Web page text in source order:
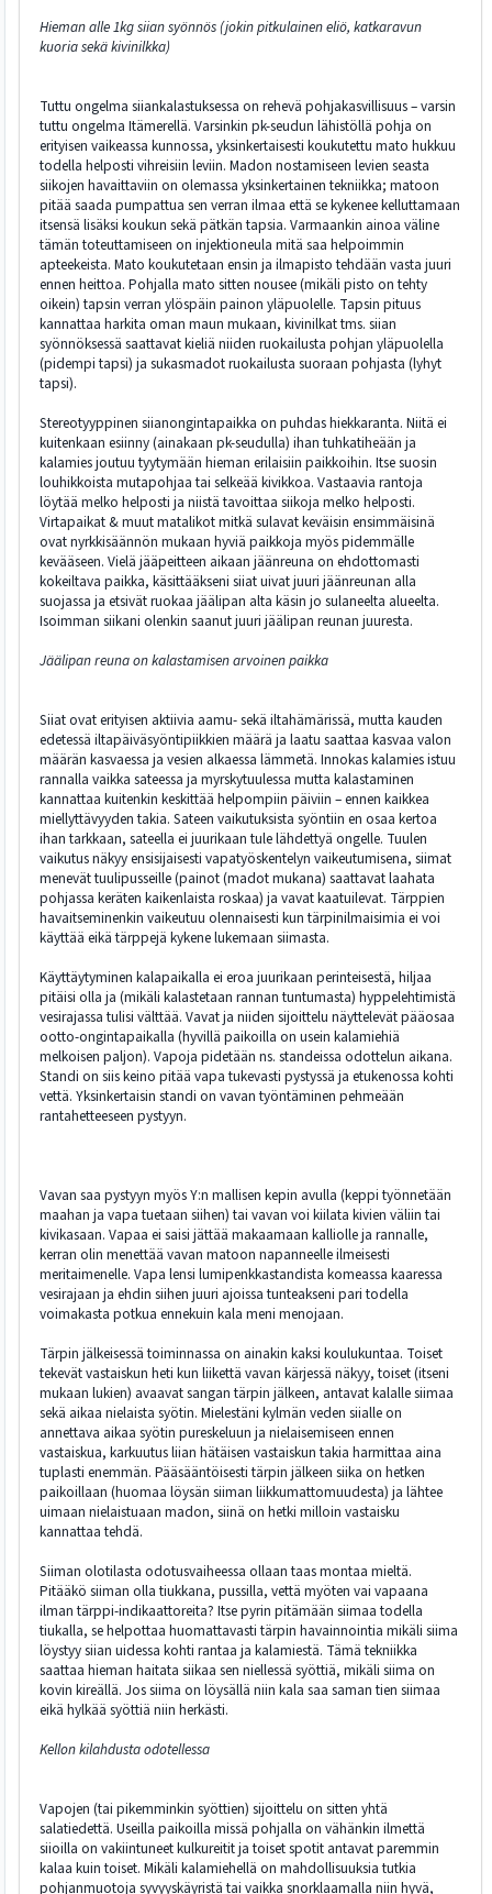
Hieman alle 1kg siian syönnös (jokin pitkulainen eliö, katkaravun
kuoria sekä kivinilkka)
Tuttu ongelma siiankalastuksessa on rehevä pohjakasvillisuus – varsin
tuttu ongelma Itämerellä. Varsinkin pk-seudun lähistöllä pohja on
erityisen vaikeassa kunnossa, yksinkertaisesti koukutettu mato hukkuu
todella helposti vihreisiin leviin. Madon nostamiseen levien seasta
siikojen havaittaviin on olemassa yksinkertainen tekniikka; matoon
pitää saada pumpattua sen verran ilmaa että se kykenee kelluttamaan
itsensä lisäksi koukun sekä pätkän tapsia. Varmaankin ainoa väline
tämän toteuttamiseen on injektioneula mitä saa helpoimmin
apteekeista. Mato koukutetaan ensin ja ilmapisto tehdään vasta juuri
ennen heittoa. Pohjalla mato sitten nousee (mikäli pisto on tehty
oikein) tapsin verran ylöspäin painon yläpuolelle. Tapsin pituus
kannattaa harkita oman maun mukaan, kivinilkat tms. siian
syönnöksessä saattavat kieliä niiden ruokailusta pohjan yläpuolella
(pidempi tapsi) ja sukasmadot ruokailusta suoraan pohjasta (lyhyt
tapsi).
Stereotyyppinen siianongintapaikka on puhdas hiekkaranta. Niitä ei
kuitenkaan esiinny (ainakaan pk-seudulla) ihan tuhkatiheään ja
kalamies joutuu tyytymään hieman erilaisiin paikkoihin. Itse suosin
louhikkoista mutapohjaa tai selkeää kivikkoa. Vastaavia rantoja
löytää melko helposti ja niistä tavoittaa siikoja melko helposti.
Virtapaikat & muut matalikot mitkä sulavat keväisin ensimmäisinä
ovat nyrkkisäännön mukaan hyviä paikkoja myös pidemmälle
kevääseen. Vielä jääpeitteen aikaan jäänreuna on ehdottomasti
kokeiltava paikka, käsittääkseni siiat uivat juuri jäänreunan alla
suojassa ja etsivät ruokaa jäälipan alta käsin jo sulaneelta alueelta.
Isoimman siikani olenkin saanut juuri jäälipan reunan juuresta.
Jäälipan reuna on kalastamisen arvoinen paikka
Siiat ovat erityisen aktiivia aamu- sekä iltahämärissä, mutta kauden
edetessä iltapäiväsyöntipiikkien määrä ja laatu saattaa kasvaa valon
määrän kasvaessa ja vesien alkaessa lämmetä. Innokas kalamies istuu
rannalla vaikka sateessa ja myrskytuulessa mutta kalastaminen
kannattaa kuitenkin keskittää helpompiin päiviin – ennen kaikkea
miellyttävyyden takia. Sateen vaikutuksista syöntiin en osaa kertoa
ihan tarkkaan, sateella ei juurikaan tule lähdettyä ongelle. Tuulen
vaikutus näkyy ensisijaisesti vapatyöskentelyn vaikeutumisena, siimat
menevät tuulipusseille (painot (madot mukana) saattavat laahata
pohjassa keräten kaikenlaista roskaa) ja vavat kaatuilevat. Tärppien
havaitseminenkin vaikeutuu olennaisesti kun tärpinilmaisimia ei voi
käyttää eikä tärppejä kykene lukemaan siimasta.
Käyttäytyminen kalapaikalla ei eroa juurikaan perinteisestä, hiljaa
pitäisi olla ja (mikäli kalastetaan rannan tuntumasta) hyppelehtimistä
vesirajassa tulisi välttää. Vavat ja niiden sijoittelu näyttelevät pääosaa
ootto-ongintapaikalla (hyvillä paikoilla on usein kalamiehiä
melkoisen paljon). Vapoja pidetään ns. standeissa odottelun aikana.
Standi on siis keino pitää vapa tukevasti pystyssä ja etukenossa kohti
vettä. Yksinkertaisin standi on vavan työntäminen pehmeään
rantahetteeseen pystyyn.
Vavan saa pystyyn myös Y:n mallisen kepin avulla (keppi työnnetään
maahan ja vapa tuetaan siihen) tai vavan voi kiilata kivien väliin tai
kivikasaan. Vapaa ei saisi jättää makaamaan kalliolle ja rannalle,
kerran olin menettää vavan matoon napanneelle ilmeisesti
meritaimenelle. Vapa lensi lumipenkkastandista komeassa kaaressa
vesirajaan ja ehdin siihen juuri ajoissa tunteakseni pari todella
voimakasta potkua ennekuin kala meni menojaan.
Tärpin jälkeisessä toiminnassa on ainakin kaksi koulukuntaa. Toiset
tekevät vastaiskun heti kun liikettä vavan kärjessä näkyy, toiset (itseni
mukaan lukien) avaavat sangan tärpin jälkeen, antavat kalalle siimaa
sekä aikaa nielaista syötin. Mielestäni kylmän veden siialle on
annettava aikaa syötin pureskeluun ja nielaisemiseen ennen
vastaiskua, karkuutus liian hätäisen vastaiskun takia harmittaa aina
tuplasti enemmän. Pääsääntöisesti tärpin jälkeen siika on hetken
paikoillaan (huomaa löysän siiman liikkumattomuudesta) ja lähtee
uimaan nielaistuaan madon, siinä on hetki milloin vastaisku
kannattaa tehdä.
Siiman olotilasta odotusvaiheessa ollaan taas montaa mieltä.
Pitääkö siiman olla tiukkana, pussilla, vettä myöten vai vapaana
ilman tärppi-indikaattoreita? Itse pyrin pitämään siimaa todella
tiukalla, se helpottaa huomattavasti tärpin havainnointia mikäli siima
löystyy siian uidessa kohti rantaa ja kalamiestä. Tämä tekniikka
saattaa hieman haitata siikaa sen niellessä syöttiä, mikäli siima on
kovin kireällä. Jos siima on löysällä niin kala saa saman tien siimaa
eikä hylkää syöttiä niin herkästi.
Kellon kilahdusta odotellessa
Vapojen (tai pikemminkin syöttien) sijoittelu on sitten yhtä
salatiedettä. Useilla paikoilla missä pohjalla on vähänkin ilmettä
siioilla on vakiintuneet kulkureitit ja toiset spotit antavat paremmin
kalaa kuin toiset. Mikäli kalamiehellä on mahdollisuuksia tutkia
pohjanmuotoja syvyyskäyristä tai vaikka snorklaamalla niin hyvä,